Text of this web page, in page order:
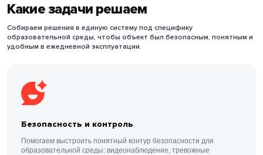
Какие задачи решаем
Собираем решения в единую систему под специфику
образовательной среды, чтобы объект был безопасным, понятным и
удобным в ежедневной эксплуатации.
Безопасность и контроль
Помогаем выстроить понятный контур безопасности для
образовательной среды: видеонаблюдение, тревожные